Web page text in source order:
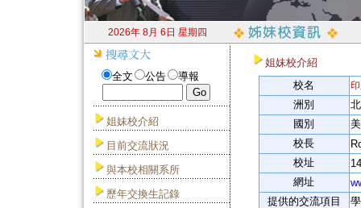
2026年 8月 6日 星期四
全文 公告 導報
姐妹校介紹
目前交流狀況
與本校相關系所
歷年交換生記錄
姐妹校介紹
校名
洲別
國別
校長
校址
網址
提供的交流項目